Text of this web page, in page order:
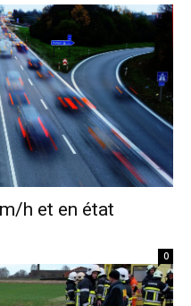
h et en état
0